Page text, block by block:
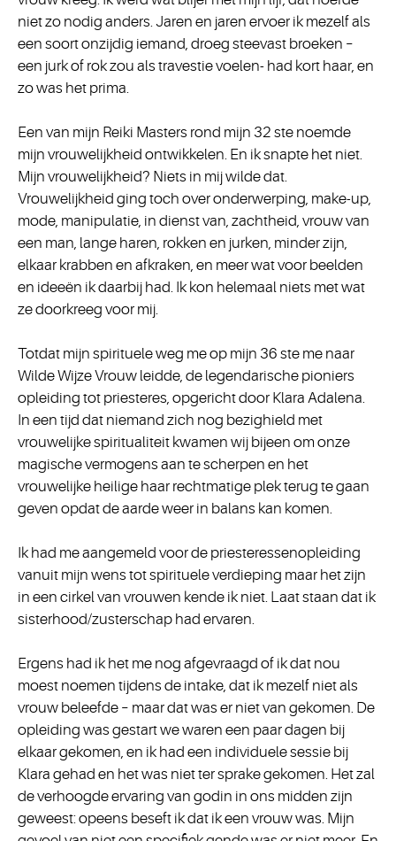
niet zo nodig anders. Jaren en jaren ervoer ik mezelf als
een soort onzijdig iemand, droeg steevast broeken –
een jurk of rok zou als travestie voelen- had kort haar, en
zo was het prima.
Een van mijn Reiki Masters rond mijn 32 ste noemde
mijn vrouwelijkheid ontwikkelen. En ik snapte het niet.
Mijn vrouwelijkheid? Niets in mij wilde dat.
Vrouwelijkheid ging toch over onderwerping, make-up,
mode, manipulatie, in dienst van, zachtheid, vrouw van
een man, lange haren, rokken en jurken, minder zijn,
elkaar krabben en afkraken, en meer wat voor beelden
en ideeën ik daarbij had. Ik kon helemaal niets met wat
ze doorkreeg voor mij.
Totdat mijn spirituele weg me op mijn 36 ste me naar
Wilde Wijze Vrouw leidde, de legendarische pioniers
opleiding tot priesteres, opgericht door Klara Adalena.
In een tijd dat niemand zich nog bezighield met
vrouwelijke spiritualiteit kwamen wij bijeen om onze
magische vermogens aan te scherpen en het
vrouwelijke heilige haar rechtmatige plek terug te gaan
geven opdat de aarde weer in balans kan komen.
Ik had me aangemeld voor de priesteressenopleiding
vanuit mijn wens tot spirituele verdieping maar het zijn
in een cirkel van vrouwen kende ik niet. Laat staan dat ik
sisterhood/zusterschap had ervaren.
Ergens had ik het me nog afgevraagd of ik dat nou
moest noemen tijdens de intake, dat ik mezelf niet als
vrouw beleefde – maar dat was er niet van gekomen. De
opleiding was gestart we waren een paar dagen bij
elkaar gekomen, en ik had een individuele sessie bij
Klara gehad en het was niet ter sprake gekomen. Het zal
de verhoogde ervaring van godin in ons midden zijn
geweest: opeens beseft ik dat ik een vrouw was. Mijn